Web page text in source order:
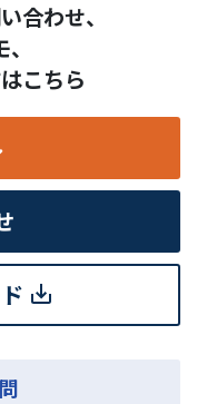
合わせ、
こちら